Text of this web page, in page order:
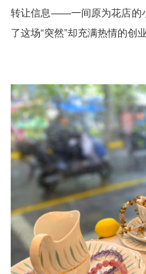
转让信息——一间原为花店的
了这场“突然”却充满热情的创业